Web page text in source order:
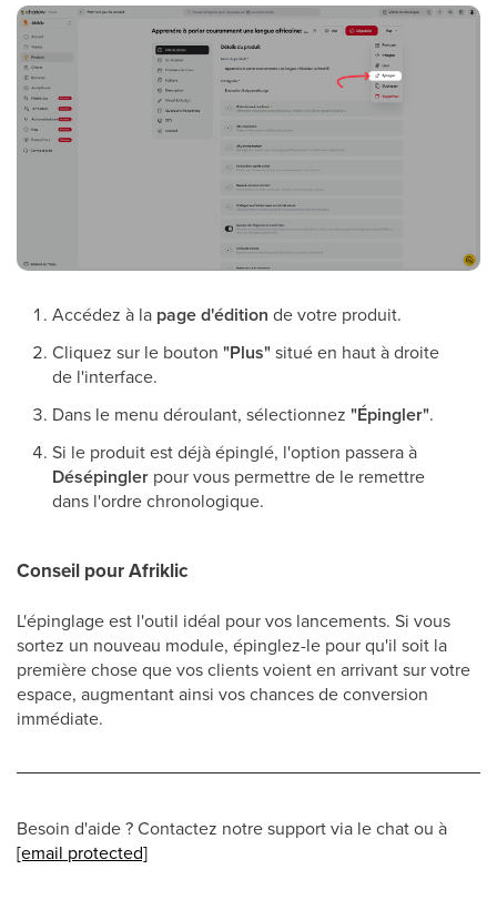
Accédez à la page d'édition de votre produit.
Cliquez sur le bouton "Plus"situé en haut à droite
de l'interface.
Dans le menu déroulant, sélectionnez "Épingler".
Si le produit est déjà épinglé, l'option passera à
Désépingler pour vous permettre de le remettre
dans l'ordre chronologique.
Conseil pour Afriklic
L'épinglage est l'outil idéal pour vos lancements. Si vous
sortez un nouveau module, épinglez-le pour qu'il soit la
première chose que vos clients voient en arrivant sur votre
espace, augmentant ainsi vos chances de conversion
immédiate.
Besoin d'aide ? Contactez notre support via le chat ou à
[email protected]